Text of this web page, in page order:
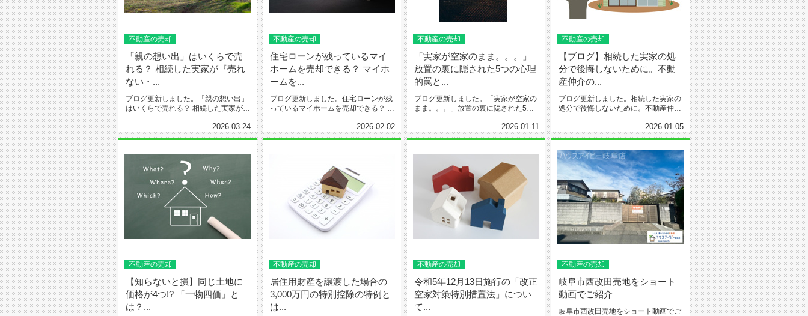
不動産の売却
「親の想い出」はいくらで売
れる？ 相続した実家が『売れ
ない・...
ブログ更新しました。「親の想い出」
はいくらで売れる？ 相続した実家が
2026-03-24
不動産の売却
住宅ローンが残っているマイ
ホームを売却できる？ マイホ
ームを...
ブログ更新しました。住宅ローンが残
っているマイホームを売却できる？ マ
2026-02-02
不動産の売却
「実家が空家のまま。。。」
放置の裏に隠された5つの心理
的罠と...
ブログ更新しました。「実家が空家の
まま。。。」放置の裏に隠された5つ
2026-01-11
不動産の売却
【ブログ】相続した実家の処
分で後悔しないために。不動
産仲介の...
ブログ更新しました。相続した実家の
処分で後悔しないために。不動産仲介
2026-01-05
不動産の売却
【知らないと損】同じ土地に
価格が4つ!? 「一物四価」と
は？...
不動産の売却
居住用財産を譲渡した場合の
3,000万円の特別控除の特例と
は...
不動産の売却
令和5年12月13日施行の「改正
空家対策特別措置法」につい
て...
不動産の売却
岐阜市西改田売地をショート
動画でご紹介
岐阜市西改田売地をショート動画でご